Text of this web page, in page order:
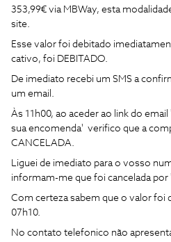
353,99€ via MBWay, esta
site.
Esse valor foi debitado
cativo, foi DEBITADO.
De imediato recebi um SMS a
um email.
Às 11h00, ao aceder ao link do
sua encomenda' verifico que a
CANCELADA.
Liguei de imediato para o vosso
informam-me que foi cancelada por
Com certeza sabem que o valor foi
07h10.
No contato telefonico não